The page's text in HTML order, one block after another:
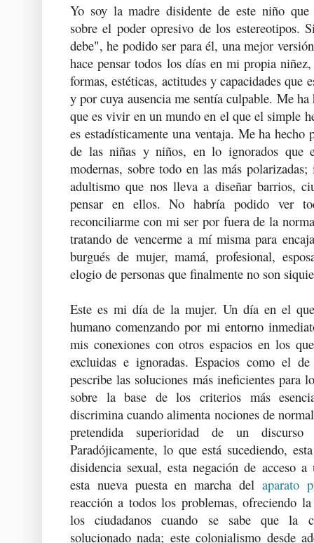
Yo soy la madre disidente de este niño que
sobre el poder opresivo de los estereotipos.
debe", he podido ser para él, una mejor
hace pensar todos los días en mi propia
formas, estéticas, actitudes y capacidades que
y por cuya ausencia me sentía culpable. Me
que es vivir en un mundo en el que el simple
es estadísticamente una ventaja. Me ha
de las niñas y niños, en lo ignorados que
modernas, sobre todo en las más
adultismo que nos lleva a diseñar barrios,
pensar en ellos. No habría podido ver
reconciliarme con mi ser por fuera de la
tratando de vencerme a mí misma para
burgués de mujer, mamá, profesional,
elogio de personas que finalmente no son
Este es mi día de la mujer. Un día en el
humano comenzando por mi entorno
mis conexiones con otros espacios en los
excluidas e ignoradas. Espacios como el
pescribe las soluciones más ineficientes para
sobre la base de los criterios más
discrimina cuando alimenta nociones de
pretendida superioridad de un
Paradójicamente, lo que está sucediendo,
disidencia sexual, esta negación de acceso
esta nueva puesta en marcha del aparato
reacción a todos los problemas, ofreciendo
los ciudadanos cuando se sabe que la
solucionado nada; este colonialismo desde